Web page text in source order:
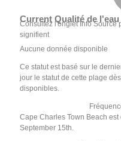
Current Qualité de l'eau
Consultez l'onglet Info Source
signifient
Aucune donnée disponible
Ce statut est basé sur le
jour le statut de cette plage
disponibles.
Cape Charles Town Beach
September 15th.